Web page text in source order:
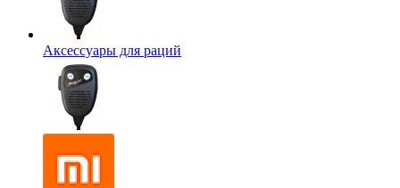
Аксессуары для раций